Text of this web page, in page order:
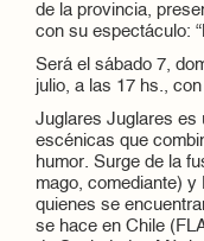
de la provincia,
con su espectáculo:
Será el sábado 7,
julio, a las 17 hs.,
Juglares Juglares es
escénicas que
humor. Surge de la
mago, comediante) y
quienes se
se hace en Chile